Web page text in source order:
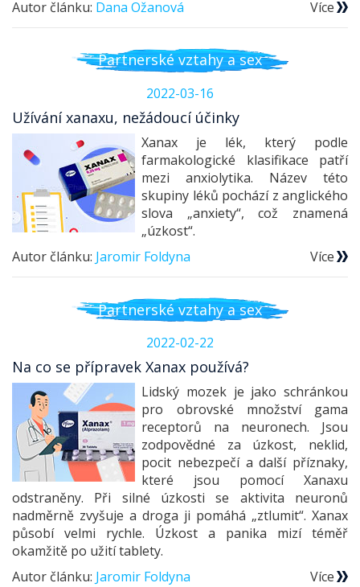
Autor článku: Dana Ožanová Více
Partnerské vztahy a sex
2022-03-16
Užívání xanaxu, nežádoucí účinky
Xanax je lék, který podle
farmakologické klasifikace patří
mezi anxiolytika. Název této
skupiny léků pochází z anglického
slova „anxiety“, což znamená
„úzkost“.
Autor článku: Jaromir Foldyna Více
Partnerské vztahy a sex
2022-02-22
Na co se přípravek Xanax používá?
Lidský mozek je jako schránkou
pro obrovské množství gama
receptorů na neuronech. Jsou
zodpovědné za úzkost, neklid,
pocit nebezpečí a další příznaky,
které jsou pomocí Xanaxu
odstraněny. Při silné úzkosti se aktivita neuronů
nadměrně zvyšuje a droga ji pomáhá „ztlumit“. Xanax
působí velmi rychle. Úzkost a panika mizí téměř
okamžitě po užití tablety.
Autor článku: Jaromir Foldyna Více